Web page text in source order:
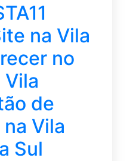
na Vila
no
Vila
de
Vila
Sul